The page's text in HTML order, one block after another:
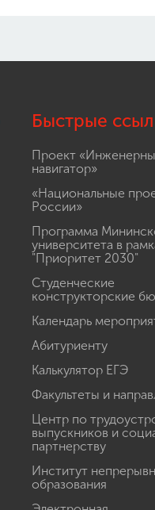
Быстрые
Проект
навигатор»
«Национальные
России»
Программа
университета в
"Приоритет 2030"
Студенческие
конструкторские
Календарь
Абитуриенту
Калькулятор ЕГЭ
Факультеты и
Центр по
выпускников и
партнерству
Институт
образования